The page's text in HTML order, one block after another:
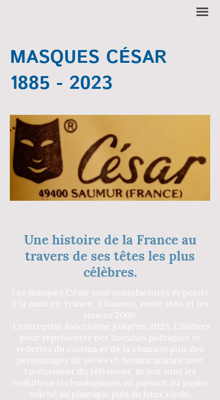
MASQUES CÉSAR
1885 - 2023
Une histoire de la France au
travers de ses têtes les plus
célèbres.
Les masques César sont manufacturés et peints
à la main en France, à Saumur, entre 1885 et les
années 2000.
L'entreprise fonctionne jusqu'en 2023. Célèbres
pour représenter des hommes politiques et
vedettes du cinéma et de la chanson puis des
personnages de séries et dessins animés avec
l'avènement du téléviseur, ils ont suivi les
évolutions technologiques en passant du papier
mâché au plastique puis au latex coulé.